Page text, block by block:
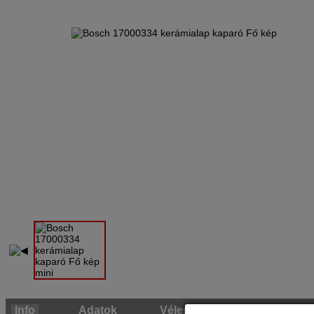
Info Adatok Vélemény (1)